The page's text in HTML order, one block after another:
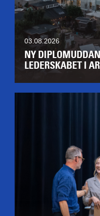
03.08.2026
NY
LEDERSKABET I